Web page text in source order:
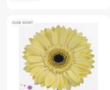
OUDE SOORT